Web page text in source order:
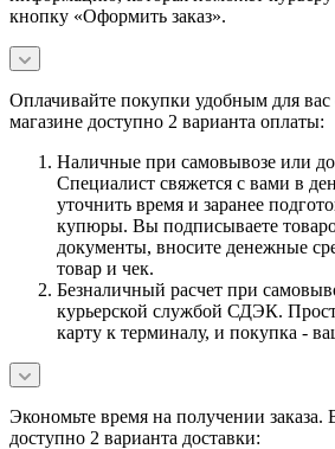
кнопку «Оформить заказ».
Оплачивайте покупки удобным для
магазине доступно 2 варианта оплаты:
Наличные при самовывозе или
Специалист свяжется с вами в
уточнить время и заранее
купюры. Вы подписываете
документы, вносите денежные
товар и чек.
Безналичный расчет при
курьерской службой СДЭК.
карту к терминалу, и покупка -
Экономьте время на получении заказа.
доступно 2 варианта доставки: